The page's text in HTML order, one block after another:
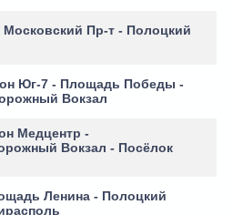
Московский Пр-т - Полоцкий
Юг-7 - Площадь Победы -
Вокзал
Медцентр -
Вокзал - Посёлок
Ленина - Полоцкий